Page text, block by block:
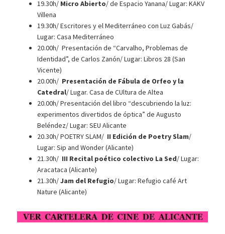
19.30h/ Micro Abierto/ de Espacio Yanana/ Lugar: KAKV
Villena
19.30h/ Escritores y el Mediterráneo con Luz Gabás/
Lugar: Casa Mediterráneo
20.00h/ Presentación de “Carvalho, Problemas de
Identidad”, de Carlos Zanón/ Lugar: Libros 28 (San
Vicente)
20.00h/ Presentación de Fábula de Orfeo y la
Catedral/ Lugar. Casa de CUltura de Altea
20.00h/ Presentación del libro “descubriendo la luz:
experimentos divertidos de óptica” de Augusto
Beléndez/ Lugar: SEU Alicante
20.30h/ POETRY SLAM/ II Edición de Poetry Slam/
Lugar: Sip and Wonder (Alicante)
21.30h/ III Recital poético colectivo La Sed/ Lugar:
Aracataca (Alicante)
21.30h/Jam del Refugio/ Lugar: Refugio café Art
Nature (Alicante)